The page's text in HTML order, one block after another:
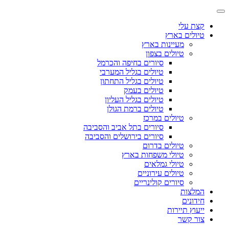
קצת עלי
טיולים בארץ
מעיינות בארץ
טיולים בצפון
סיורים בחיפה והכרמל
טיולים בגליל המערבי
טיולים בגליל התחתון
טיולים בעמק
טיולים בגליל העליון
טיולים ברמת הגולן
טיולים במרכז
סיורים בתל אביב והסביבה
סיורים בירושלים והסביבה
טיולים בדרום
טיולי משפחות בארץ
טיולי גמלאים
טיולים עירוניים
סיורים קולינריים
המלצות
חידונים
ייעוץ תיירות
צור קשר